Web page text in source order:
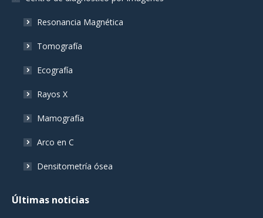
Resonancia Magnética
Tomografía
Ecografía
Rayos X
Mamografía
Arco en C
Densitometría ósea
Últimas noticias